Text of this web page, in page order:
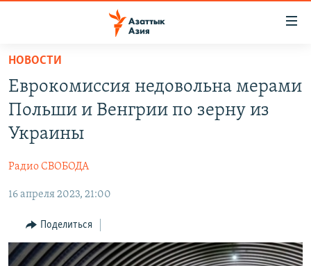
Вернуться
основному
содержанию
Вернутся
главной
Вернутся
поиску
КАЗАХСТАН
ТАДЖИКИСТАН
НОВОСТИ
ВОЙНА В УКРАИНЕ
ҚАЗАҚША
КЫРГЫЗЧА
ЎЗБЕКЧА
ТОҶИКӢ
Все сайты РСЕ/РС
НОВОСТИ
Еврокомиссия недовольна мерами
Польши и Венгрии по зерну из
Украины
Радио СВОБОДА
16 апреля 2023, 21:00
Поделиться